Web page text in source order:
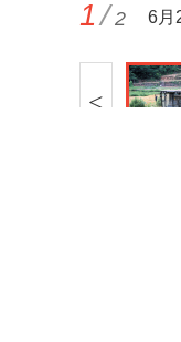
1/2 6月
<